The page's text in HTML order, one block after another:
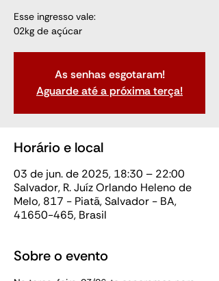
Esse ingresso vale:
02kg de açúcar
As senhas esgotaram!
Aguarde até a próxima terça!
Horário e local
03 de jun. de 2025, 18:30 – 22:00
Salvador, R. Juíz Orlando Heleno de
Melo, 817 - Piatã, Salvador - BA,
41650-465, Brasil
Sobre o evento